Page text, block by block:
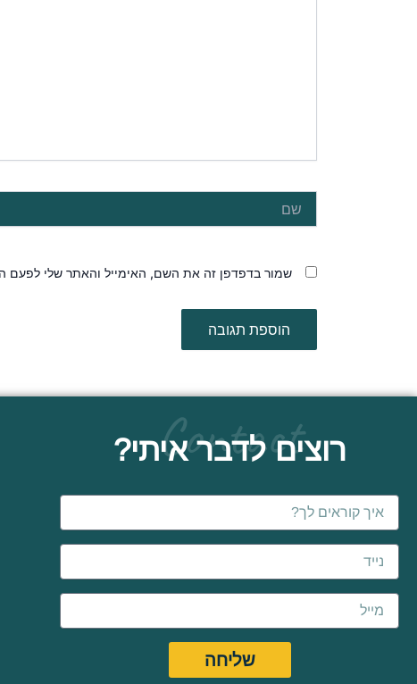
שמור בדפדפן זה את השם, האימייל והאתר שלי לפעם
רוצים לדבר איתי?
Contact
Name
Email
שליחה